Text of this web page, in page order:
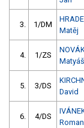
3. 1/DM
Matěj
4. 1/ZS
Matyáš
5. 3/DS
David
6. 4/DS
Roman